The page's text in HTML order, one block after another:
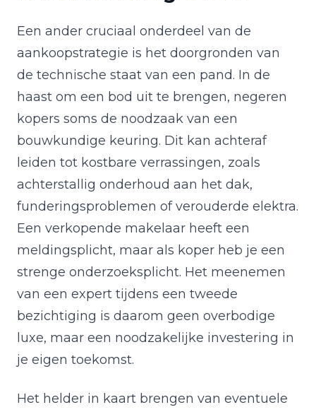
Een ander cruciaal onderdeel van de
aankoopstrategie is het doorgronden van
de technische staat van een pand. In de
haast om een bod uit te brengen, negeren
kopers soms de noodzaak van een
bouwkundige keuring. Dit kan achteraf
leiden tot kostbare verrassingen, zoals
achterstallig onderhoud aan het dak,
funderingsproblemen of verouderde elektra.
Een verkopende makelaar heeft een
meldingsplicht, maar als koper heb je een
strenge onderzoeksplicht. Het meenemen
van een expert tijdens een tweede
bezichtiging is daarom geen overbodige
luxe, maar een noodzakelijke investering in
je eigen toekomst.
Het helder in kaart brengen van eventuele